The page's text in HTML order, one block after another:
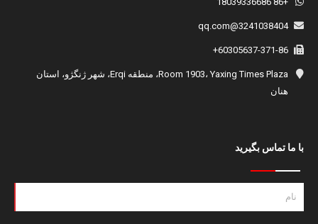
3241038404@qq.com
60305637-371-86+
Room 1903، Yaxing Times Plaza، منطقه Erqi، شهر ژنگژو، استان
هنان
با ما تماس بگیرید